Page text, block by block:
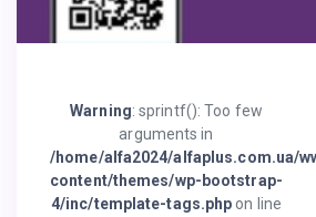
Warning: sprintf(): Too few
arguments in
/home/alfa2024/alfaplus.com.ua/
content/themes/wp-bootstrap-
4/inc/template-tags.php on line